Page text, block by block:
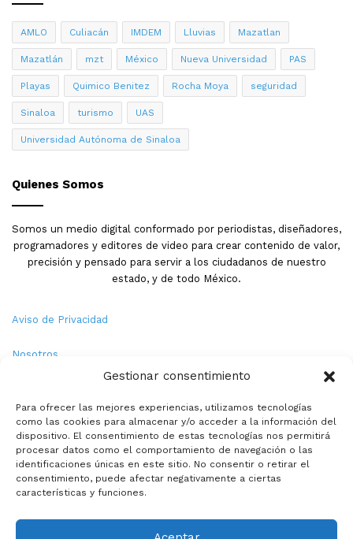
Gestionar consentimiento
Para ofrecer las mejores experiencias, utilizamos tecnologías
como las cookies para almacenar y/o acceder a la información del
dispositivo. El consentimiento de estas tecnologías nos permitirá
procesar datos como el comportamiento de navegación o las
identificaciones únicas en este sitio. No consentir o retirar el
consentimiento, puede afectar negativamente a ciertas
características y funciones.
AMLO Culiacán IMDEM Lluvias Mazatlan
Mazatlán mzt México Nueva Universidad PAS
Playas Quimico Benitez Rocha Moya seguridad
Sinaloa turismo UAS
Universidad Autónoma de Sinaloa
Quienes Somos
Somos un medio digital conformado por periodistas, diseñadores,
programadores y editores de video para crear contenido de valor,
precisión y pensado para servir a los ciudadanos de nuestro
estado, y de todo México.
Aviso de Privacidad
Nosotros
Política de Cookies
Contacto